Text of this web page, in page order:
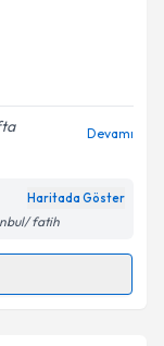
takvimi
almanız
ile
Aydınlatma
belirtilen
Devamı
Haritada Göster
fatih